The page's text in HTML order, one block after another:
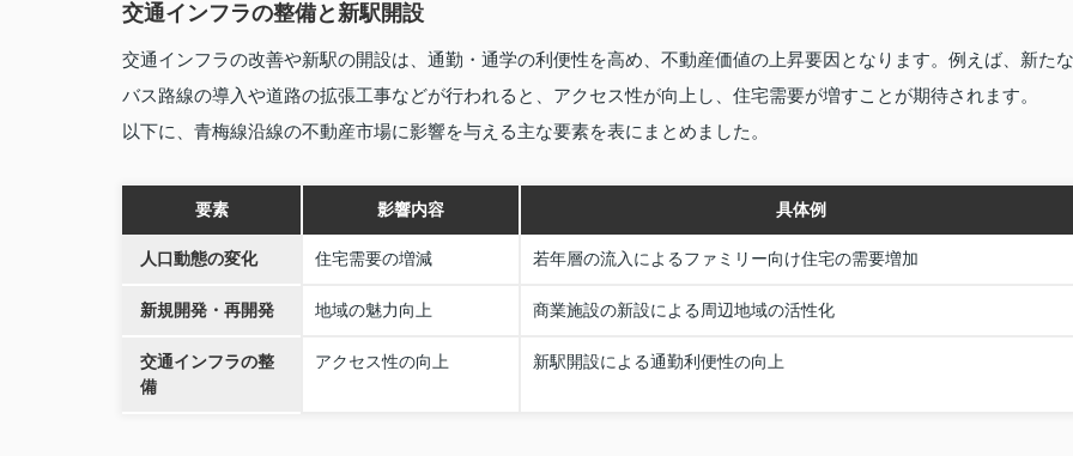
交通インフラの整備と新駅開設
交通インフラの改善や新駅の開設は、通勤・通学の利便性を高め、不動産価値の上昇要因となります。例えば、新たな
バス路線の導入や道路の拡張工事などが行われると、アクセス性が向上し、住宅需要が増すことが期待されます。
以下に、青梅線沿線の不動産市場に影響を与える主な要素を表にまとめました。
要素 影響内容 具体例
人口動態の変化 住宅需要の増減 若年層の流入によるファミリー向け住宅の需要増加
新規開発・再開発 地域の魅力向上 商業施設の新設による周辺地域の活性化
交通インフラの整
備
アクセス性の向上 新駅開設による通勤利便性の向上